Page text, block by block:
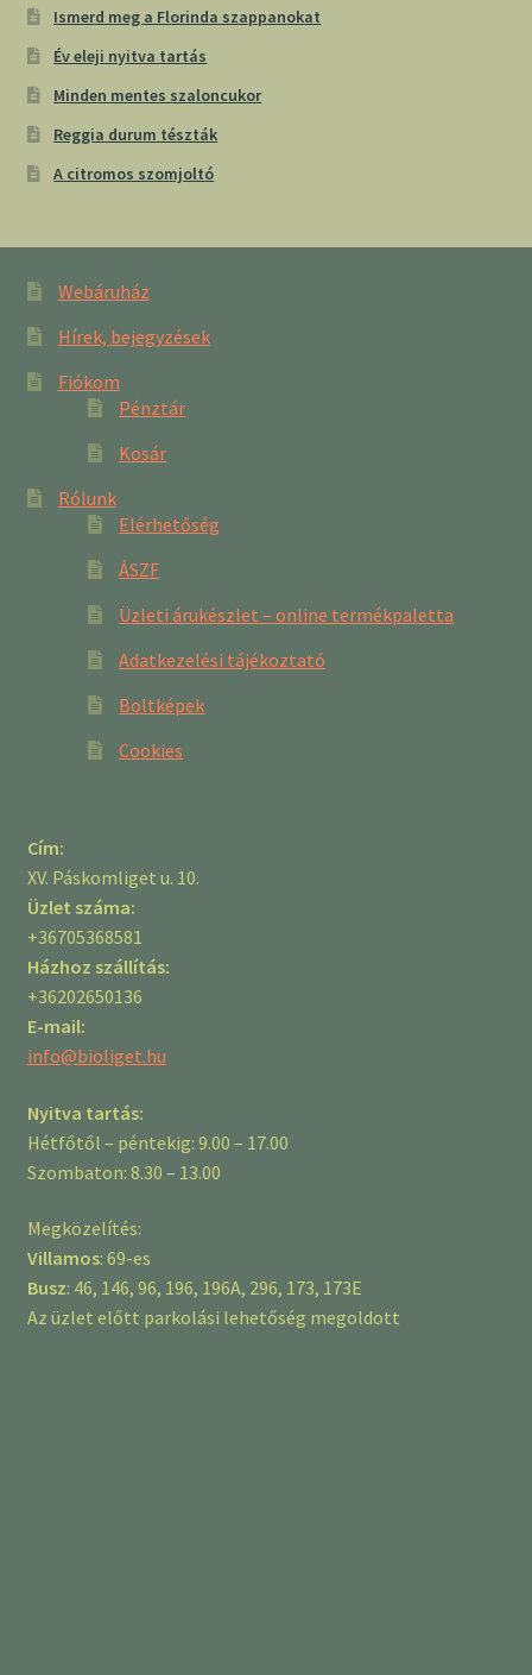
Ismerd meg a Florinda szappanokat
Év eleji nyitva tartás
Minden mentes szaloncukor
Reggia durum tészták
A citromos szomjoltó
Webáruház
Hírek, bejegyzések
Fiókom
Pénztár
Kosár
Rólunk
Elérhetőség
ÁSZF
Üzleti árukészlet – online termékpaletta
Adatkezelési tájékoztató
Boltképek
Cookies
Cím:
XV. Páskomliget u. 10.
Üzlet száma:
+36705368581
Házhoz szállítás:
+36202650136
E-mail:
info@bioliget.hu
Nyitva tartás:
Hétfőtől – péntekig: 9.00 – 17.00
Szombaton: 8.30 – 13.00
Megközelítés:
Villamos: 69-es
Busz: 46, 146, 96, 196, 196A, 296, 173, 173E
Az üzlet előtt parkolási lehetőség megoldott